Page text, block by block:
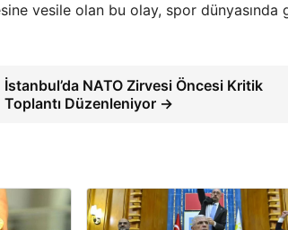
vesile olan bu olay, spor dünyasında
İstanbul’da NATO Zirvesi Öncesi Kritik
Toplantı Düzenleniyor →